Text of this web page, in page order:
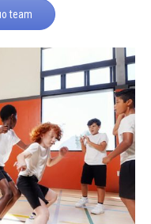
team